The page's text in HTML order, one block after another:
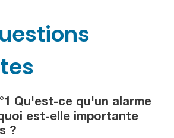
Qu'est-ce qu'un alarme
est-elle importante
?